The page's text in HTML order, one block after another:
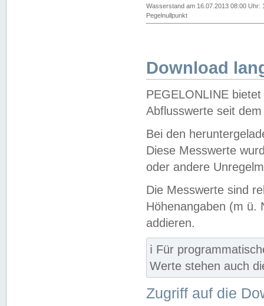
Wasserstand am 16.07.2013 08:00 Uhr:
Pegelnullpunkt
Download
PEGELONLINE
Abflusswerte seit
Bei den
Diese Messwerte
oder andere
Die Messwerte sind
Höhenangaben (m ü.
addieren.
ℹ️ Für
Werte stehen auch
Zugriff auf die